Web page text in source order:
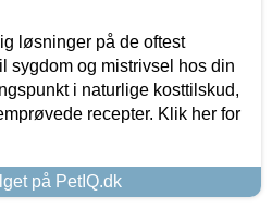
løsninger på de oftest
sygdom og mistrivsel hos din
i naturlige kosttilskud,
recepter. Klik her for
på PetIQ.dk